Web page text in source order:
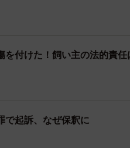
を付けた！飼い主の法的責任
起訴、なぜ保釈に